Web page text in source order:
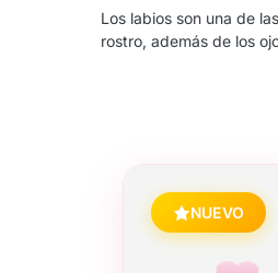
Los labios son una de
rostro, además de los
NUEVO